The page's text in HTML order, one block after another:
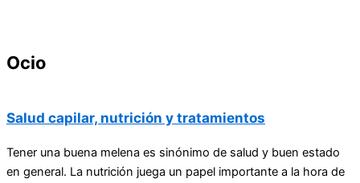
Ocio
Salud capilar, nutrición y tratamientos
Tener una buena melena es sinónimo de salud y buen estado
en general. La nutrición juega un papel importante a la hora de